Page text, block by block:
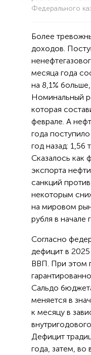
Федерального
Более
доходов.
месяца года
на 8,1%
Номинальный
которая
феврале. А
года
год назад: 1,56
Сказалось как
экспорта
санкций
некоторым
на мировом
рубля в начале
Согласно
дефицит в
ВВП. При этом
Сальдо
меняется в
к месяцу в
Дефицит
года, затем, во